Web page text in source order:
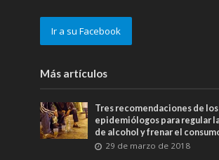
Ir a su Facebook
Más artículos
Tres recomendaciones de los
epidemiólogos para regular
de alcohol y frenar el
29 de marzo de 2018